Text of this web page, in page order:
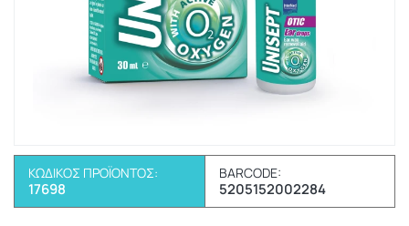
ΚΩΔΙΚΌΣ ΠΡΟΪΌΝΤΟΣ:
17698
BARCODE:
5205152002284